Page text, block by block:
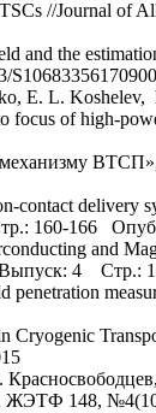
//Journal of
and the
E. L. Koshelev,
of high-
механизму
delivery
160-166
and
4 Стр.:
Cryogenic
ЖЭТФ 148,